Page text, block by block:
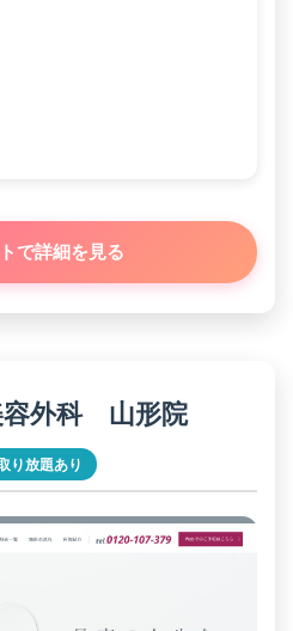
で詳細を見る
容外科 山形院
り放題あり